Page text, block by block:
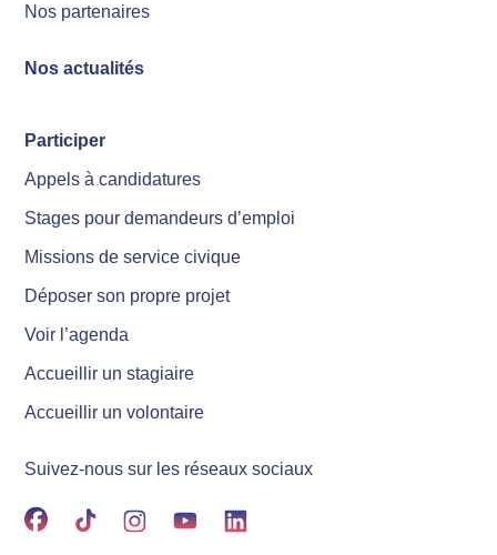
Nos partenaires
Nos actualités
Participer
Appels à candidatures
Stages pour demandeurs d’emploi
Missions de service civique
Déposer son propre projet
Voir l’agenda
Accueillir un stagiaire
Accueillir un volontaire
Suivez-nous sur les réseaux sociaux